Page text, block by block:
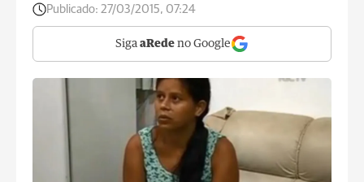
Publicado: 27/03/2015, 07:24
Siga aRede no Google